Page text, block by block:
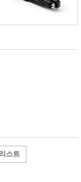
리스트